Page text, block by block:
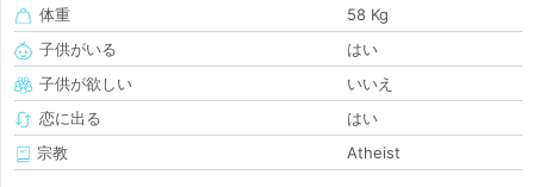
体重
58 Kg
子供がいる
はい
子供が欲しい
いいえ
恋に出る
はい
宗教
Atheist